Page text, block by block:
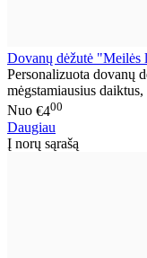
Dovanų dėžutė "Meilės
Personalizuota dovanų
mėgstamiausius
Nuo €400
Daugiau
Į norų sąrašą